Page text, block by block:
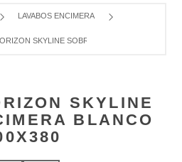
LAVABOS ENCIMERA
SKYLINE SOBRE ENCIMERA BLANCO
SKYLINE
BLANCO